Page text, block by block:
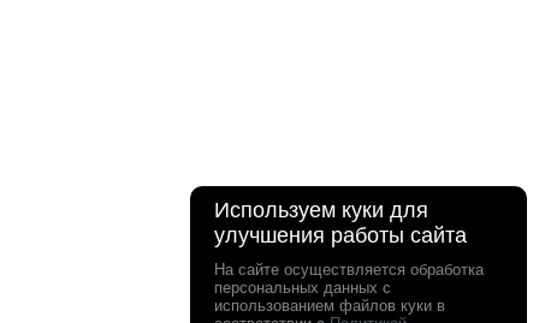
Используем куки для
улучшения работы сайта
На сайте осуществляется обработка
персональных данных с
использованием файлов куки в